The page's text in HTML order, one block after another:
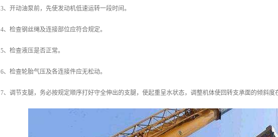
3、开动油泵前，先使发动机低速运转一段时间。
4、检查钢丝绳及连接部位应符合规定。
5、检查液压是否正常。
6、检查轮胎气压及各连接件应无松动。
7、调节支腿，务必按规定顺序打好守全伸出的支腿，使起重呈水状态，调整机体使回转支承面的倾斜度